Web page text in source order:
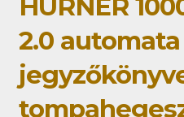
HÜRNER
2.0 automata